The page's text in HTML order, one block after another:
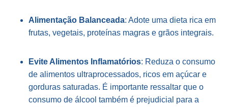
Alimentação Balanceada: Adote uma dieta rica em
frutas, vegetais, proteínas magras e grãos integrais.
Evite Alimentos Inflamatórios: Reduza o consumo
de alimentos ultraprocessados, ricos em açúcar e
gorduras saturadas. É importante ressaltar que o
consumo de álcool também é prejudicial para a